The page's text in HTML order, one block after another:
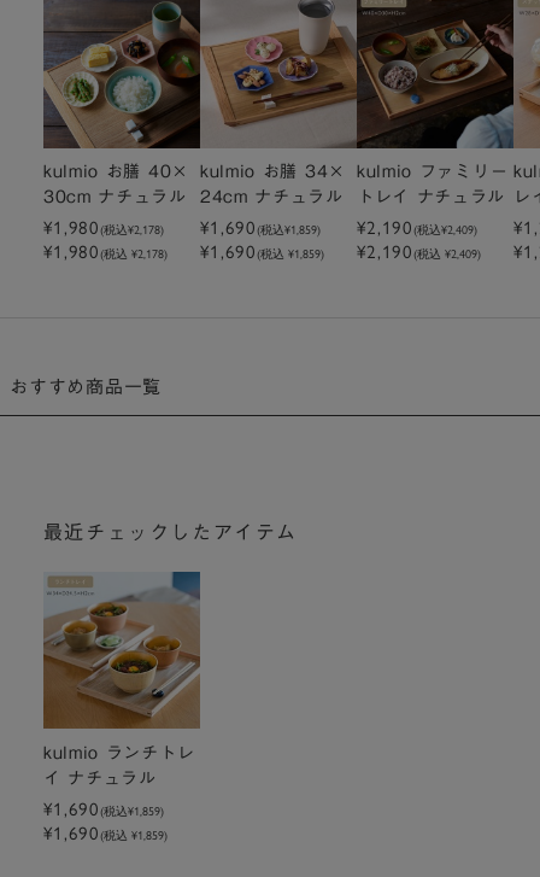
kulmio お膳 40×
30cm ナチュラル
¥1,980(税込¥2,178)
¥1,980(税込 ¥2,178)
kulmio お膳 34×
24cm ナチュラル
¥1,690(税込¥1,859)
¥1,690(税込 ¥1,859)
kulmio ファミリー
トレイ ナチュラル
¥2,190(税込¥2,409)
¥2,190(税込 ¥2,409)
レ
おすすめ商品一覧
最近チェックしたアイテム
kulmio ランチトレ
イ ナチュラル
¥1,690(税込¥1,859)
¥1,690(税込 ¥1,859)